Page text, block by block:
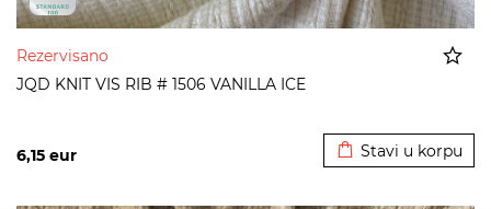
Rezervisano
JQD KNIT VIS RIB # 1506 VANILLA ICE
6,15 eur Stavi u korpu